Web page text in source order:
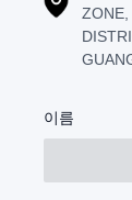
이름
ZONE,